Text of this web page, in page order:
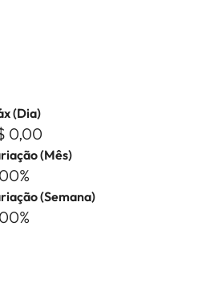
(Dia)
0,00
(Mês)
(Semana)